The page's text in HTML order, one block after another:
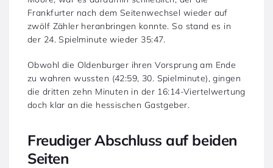
Frankfurter nach dem Seitenwechsel wieder auf
zwölf Zähler heranbringen konnte. So stand es in
der 24. Spielminute wieder 35:47.
Obwohl die Oldenburger ihren Vorsprung am Ende
zu wahren wussten (42:59, 30. Spielminute), gingen
die dritten zehn Minuten in der 16:14-Viertelwertung
doch klar an die hessischen Gastgeber.
Freudiger Abschluss auf beiden
Seiten